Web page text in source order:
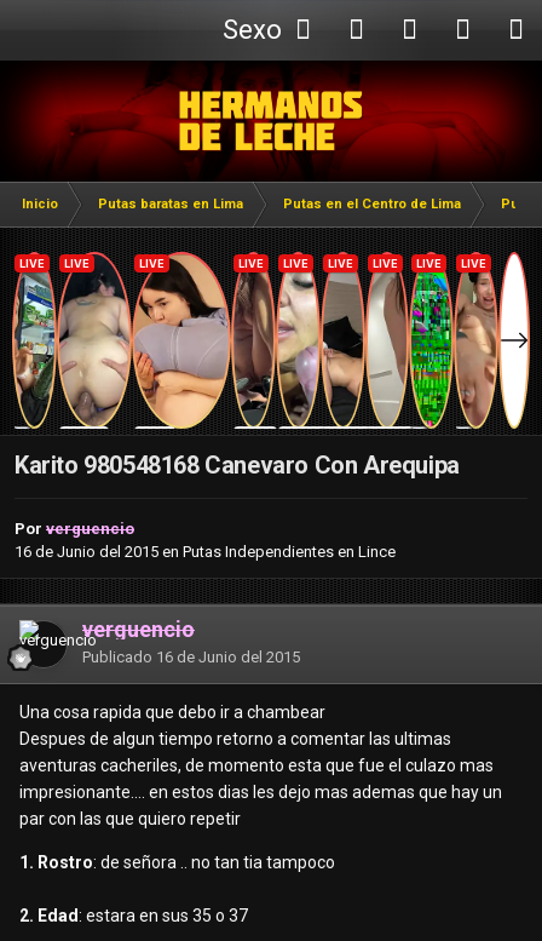
Sexo
Webcam
Inicio Putas baratas en Lima Putas en el Centro de Lima
Karito 980548168 Canevaro Con Arequipa
Por verguencio
16 de Junio del 2015 en Putas Independientes en Lince
verguencio
Publicado 16 de Junio del 2015
Una cosa rapida que debo ir a chambear
Despues de algun tiempo retorno a comentar las ultimas
aventuras cacheriles, de momento esta que fue el culazo mas
impresionante.... en estos dias les dejo mas ademas que hay un
par con las que quiero repetir
1. Rostro: de señora .. no tan tia tampoco
2. Edad: estara en sus 35 o 37